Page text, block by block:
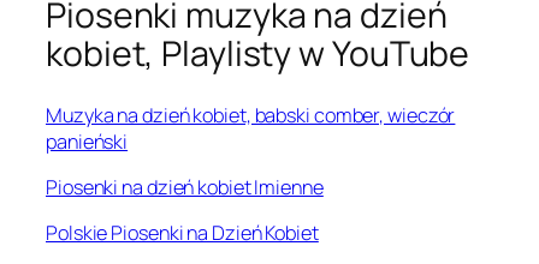
Piosenki muzyka na dzień
kobiet, Playlisty w YouTube
Muzyka na dzień kobiet, babski comber, wieczór
panieński
Piosenki na dzień kobiet Imienne
Polskie Piosenki na Dzień Kobiet